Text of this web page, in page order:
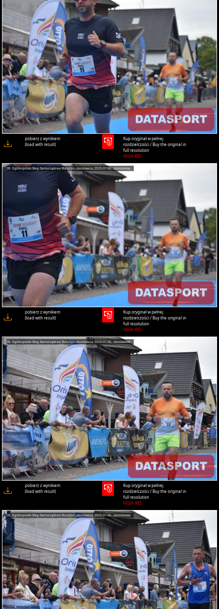
pobierz z wynikiem
(load with result)
Kup oryginał w pełnej
rozdzielczości / Buy the original in
full resolution
HIGH-RES
pobierz z wynikiem
(load with result)
Kup oryginał w pełnej
rozdzielczości / Buy the original in
full resolution
HIGH-RES
pobierz z wynikiem
(load with result)
Kup oryginał w pełnej
rozdzielczości / Buy the original in
full resolution
HIGH-RES